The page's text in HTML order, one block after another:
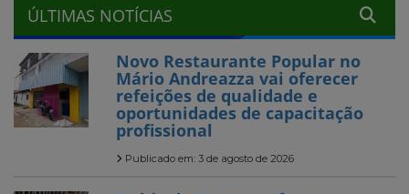
ÚLTIMAS NOTÍCIAS
Novo Restaurante Popular no
Mário Andreazza vai oferecer
refeições de qualidade e
oportunidades de capacitação
profissional
Publicado em: 3 de agosto de 2026